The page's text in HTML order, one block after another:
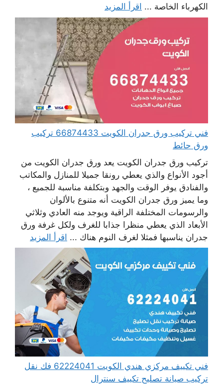
الكهرباء الخاصة ... اقرأ المزيد
فني تركيب ورق جدران الكويت 66874433 تركيب
ورق حائط
تركيب ورق جدران الكويت يعد ورق جدران الكويت من
أجود الأنواع والذي يعطي رونقا جميلا للمنازل والمكاتب
والفنادق يوفر الوقت والجهد وبتكلفة مناسبة للجميع ،
وما يميز ورق جدران الكويت أنه متنوع بالألوان
والرسومات المختلفة الراقية ويوجد منه العادي وثلاثي
الأبعاد الذي يعطي منظرا جذابا للغرف ولكل غرفة ورق
جدران يناسبها فمثلا لغرف النوم هناك ... اقرأ المزيد
فني تكييف مركزي هندي الكويت 62224041 فك نقل
تركيب صيانة تصليح تكييف سنترال